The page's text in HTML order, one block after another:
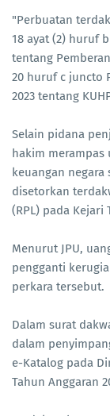
"Perbuatan
18 ayat (2) huruf
tentang
20 huruf c juncto
2023 tentang
Selain pidana
hakim
keuangan negara
disetorkan
(RPL) pada Kejari
Menurut JPU,
pengganti
perkara tersebut.
Dalam surat
dalam
e-Katalog pada
Tahun Anggaran